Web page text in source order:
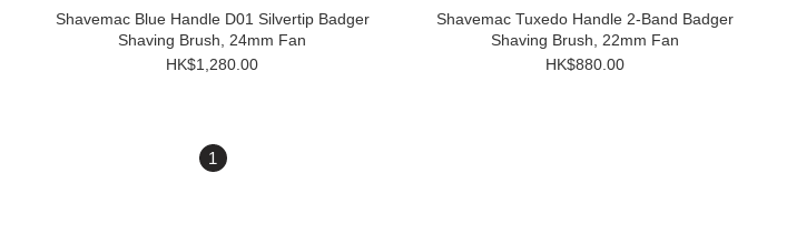
Shavemac Blue Handle D01 Silvertip Badger
Shaving Brush, 24mm Fan
HK$1,280.00
Shavemac Tuxedo Handle 2-Band Badger
Shaving Brush, 22mm Fan
HK$880.00
1